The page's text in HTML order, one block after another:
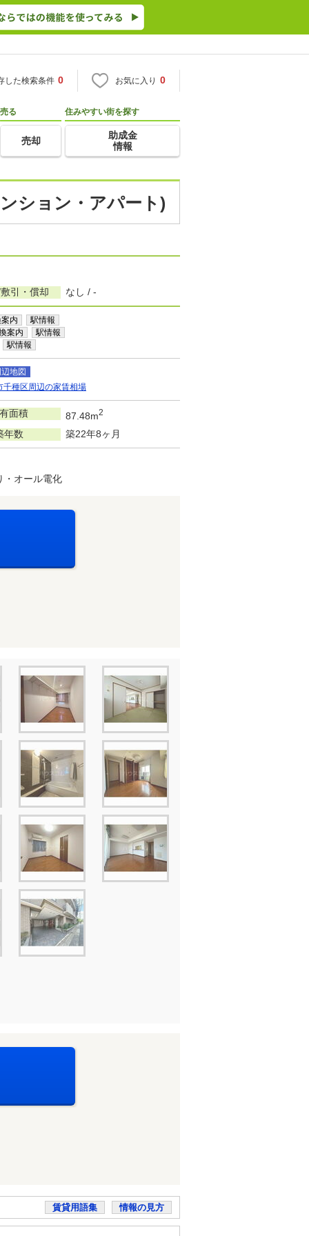
した検索条件 0 お気に入り 0
売る
売却
住みやすい街を探す
助成金
情報
ション・アパート)
引・償却 なし / -
内 駅情報
案内 駅情報
駅情報
辺地図
千種区周辺の家賃相場
面積 87.48m2
年数 築22年8ヶ月
・オール電化
賃貸用語集 情報の見方